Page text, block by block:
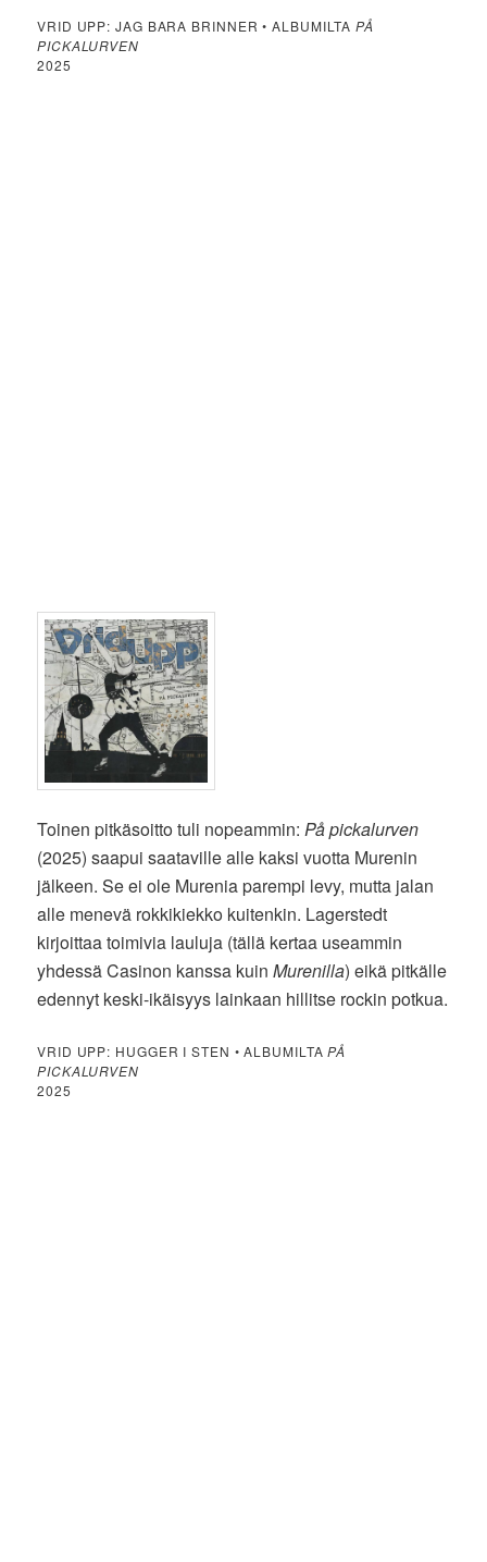
VRID UPP: JAG BARA BRINNER • ALBUMILTAPÅ
PICKALURVEN
2025
Toinen pitkäsoitto tuli nopeammin:På pickalurven
(2025) saapui saataville alle kaksi vuotta Murenin
jälkeen. Se ei ole Murenia parempi levy, mutta jalan
alle menevä rokkikiekko kuitenkin. Lagerstedt
kirjoittaa toimivia lauluja (tällä kertaa useammin
yhdessä Casinon kanssa kuinMurenilla) eikä pitkälle
edennyt keski-ikäisyys lainkaan hillitse rockin potkua.
VRID UPP: HUGGER I STEN • ALBUMILTAPÅ
PICKALURVEN
2025